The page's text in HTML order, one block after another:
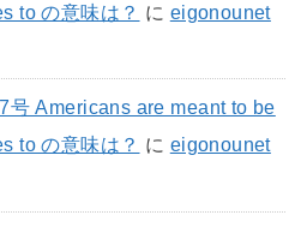
to の意味は？ に eigonounet
号 Americans are meant to be
to の意味は？ に eigonounet